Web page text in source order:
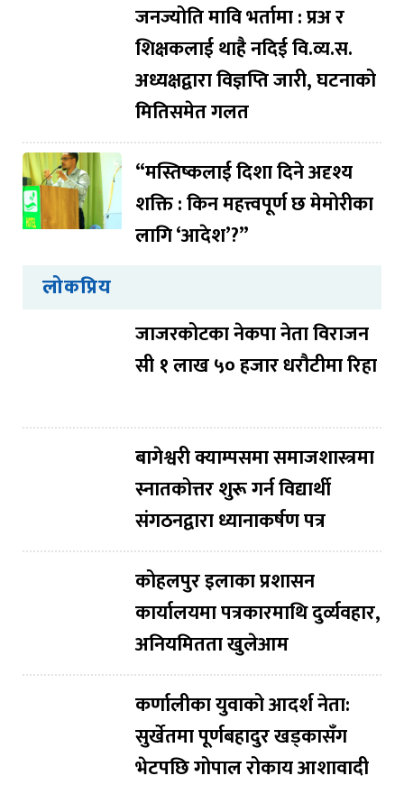
जनज्योति मावि भर्तामा : प्रअ र
शिक्षकलाई थाहै नदिई वि.व्य.स.
अध्यक्षद्वारा विज्ञप्ति जारी, घटनाको
मितिसमेत गलत
“मस्तिष्कलाई दिशा दिने अदृश्य
शक्ति : किन महत्त्वपूर्ण छ मेमोरीका
लागि ‘आदेश’?”
लोकप्रिय
जाजरकोटका नेकपा नेता विराजन
सी १ लाख ५० हजार धरौटीमा रिहा
बागेश्वरी क्याम्पसमा समाजशास्त्रमा
स्नातकोत्तर शुरू गर्न विद्यार्थी
संगठनद्वारा ध्यानाकर्षण पत्र
कोहलपुर इलाका प्रशासन
कार्यालयमा पत्रकारमाथि दुर्व्यवहार,
अनियमितता खुलेआम
कर्णालीका युवाको आदर्श नेता:
सुर्खेतमा पूर्णबहादुर खड्कासँग
भेटपछि गोपाल रोकाय आशावादी